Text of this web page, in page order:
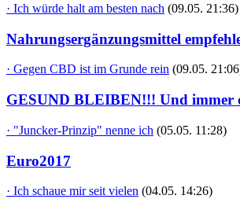
· Ich würde halt am besten nach (09.05. 21:36)
Nahrungsergänzungsmittel
· Gegen CBD ist im Grunde rein (09.05.
GESUND BLEIBEN!!! Und immer
· "Juncker-Prinzip" nenne ich (05.05. 11:28)
Euro2017
· Ich schaue mir seit vielen (04.05. 14:26)